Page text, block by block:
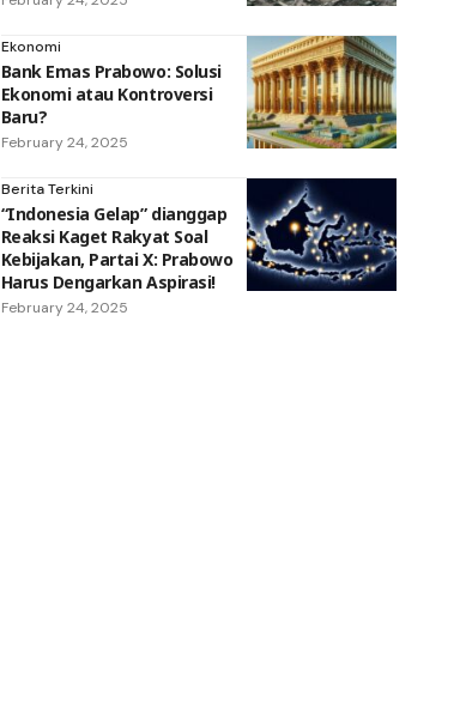
Ekonomi
Bank Emas Prabowo: Solusi
Ekonomi atau Kontroversi
Baru?
February 24, 2025
Berita Terkini
“Indonesia Gelap” dianggap
Reaksi Kaget Rakyat Soal
Kebijakan, Partai X: Prabowo
Harus Dengarkan Aspirasi!
February 24, 2025